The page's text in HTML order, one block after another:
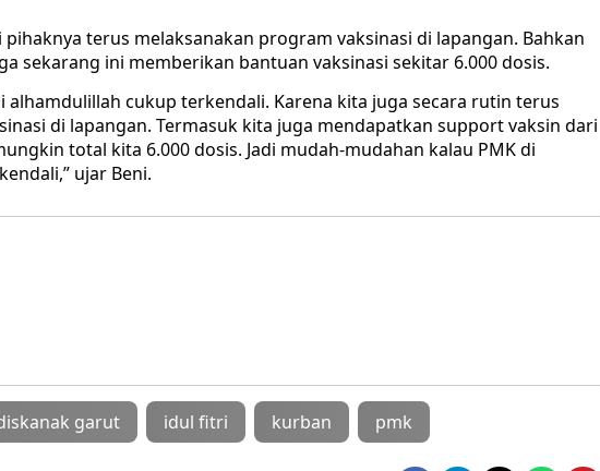
terus melaksanakan program vaksinasi di lapangan. Bahkan
sekarang ini memberikan bantuan vaksinasi sekitar 6.000 dosis.
alhamdulillah cukup terkendali. Karena kita juga secara rutin terus
di lapangan. Termasuk kita juga mendapatkan support vaksin dari
total kita 6.000 dosis. Jadi mudah-mudahan kalau PMK di
ujar Beni.
garut idul fitri kurban pmk